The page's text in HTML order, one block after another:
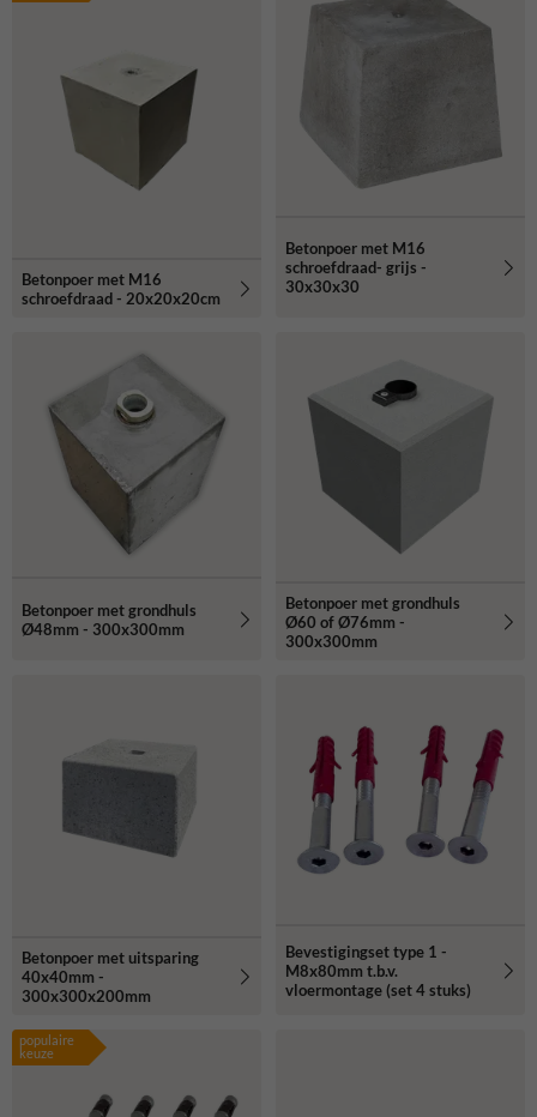
Betonpoer met M16
schroefdraad - 20x20x20cm
Betonpoer met M16
schroefdraad- grijs -
30x30x30
Betonpoer met grondhuls
Ø48mm - 300x300mm
Betonpoer met grondhuls
Ø60 of Ø76mm -
300x300mm
Betonpoer met uitsparing
40x40mm -
300x300x200mm
Bevestigingset type 1 -
M8x80mm t.b.v.
vloermontage (set 4 stuks)
populaire
keuze